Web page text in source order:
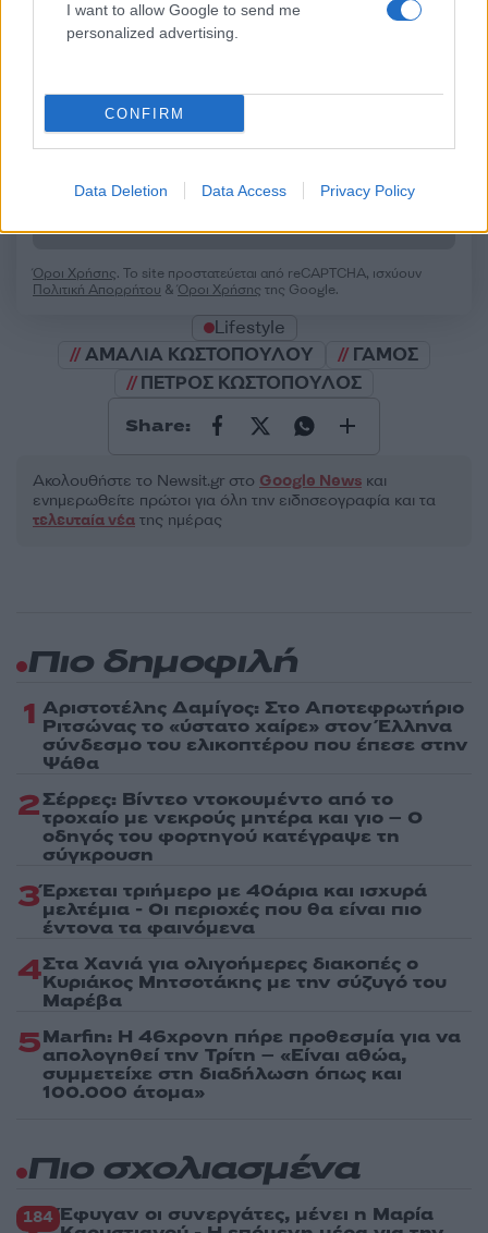
I want to allow Google to send me
personalized advertising.
CONFIRM
Data Deletion Data Access Privacy Policy
2000 /2000
Όροι Χρήσης. Το site προστατεύεται από reCAPTCHA, ισχύουν
Πολιτική Απορρήτου &Όροι Χρήσης της Google.
Lifestyle
ΑΜΑΛΙΑ ΚΩΣΤΟΠΟΥΛΟΥ
ΓΑΜΟΣ
ΠΕΤΡΟΣ ΚΩΣΤΟΠΟΥΛΟΣ
Share:
Ακολουθήστε το Νewsit.gr στο Google News και
ενημερωθείτε πρώτοι για όλη την ειδησεογραφία και τα
τελευταία νέα της ημέρας
Πιο δημοφιλή
1 Αριστοτέλης Δαμίγος: Στο Αποτεφρωτήριο
Ριτσώνας το «ύστατο χαίρε» στον Έλληνα
σύνδεσμο του ελικοπτέρου που έπεσε στην
Ψάθα
2Σέρρες: Βίντεο ντοκουμέντο από το
τροχαίο με νεκρούς μητέρα και γιο – Ο
οδηγός του φορτηγού κατέγραψε τη
σύγκρουση
3Έρχεται τριήμερο με 40άρια και ισχυρά
μελτέμια - Οι περιοχές που θα είναι πιο
έντονα τα φαινόμενα
4Στα Χανιά για ολιγοήμερες διακοπές ο
Κυριάκος Μητσοτάκης με την σύζυγό του
Μαρέβα
5Marfin: Η 46χρονη πήρε προθεσμία για να
απολογηθεί την Τρίτη – «Είναι αθώα,
συμμετείχε στη διαδήλωση όπως και
100.000 άτομα»
Πιο σχολιασμένα
184 Έφυγαν οι συνεργάτες, μένει η Μαρία